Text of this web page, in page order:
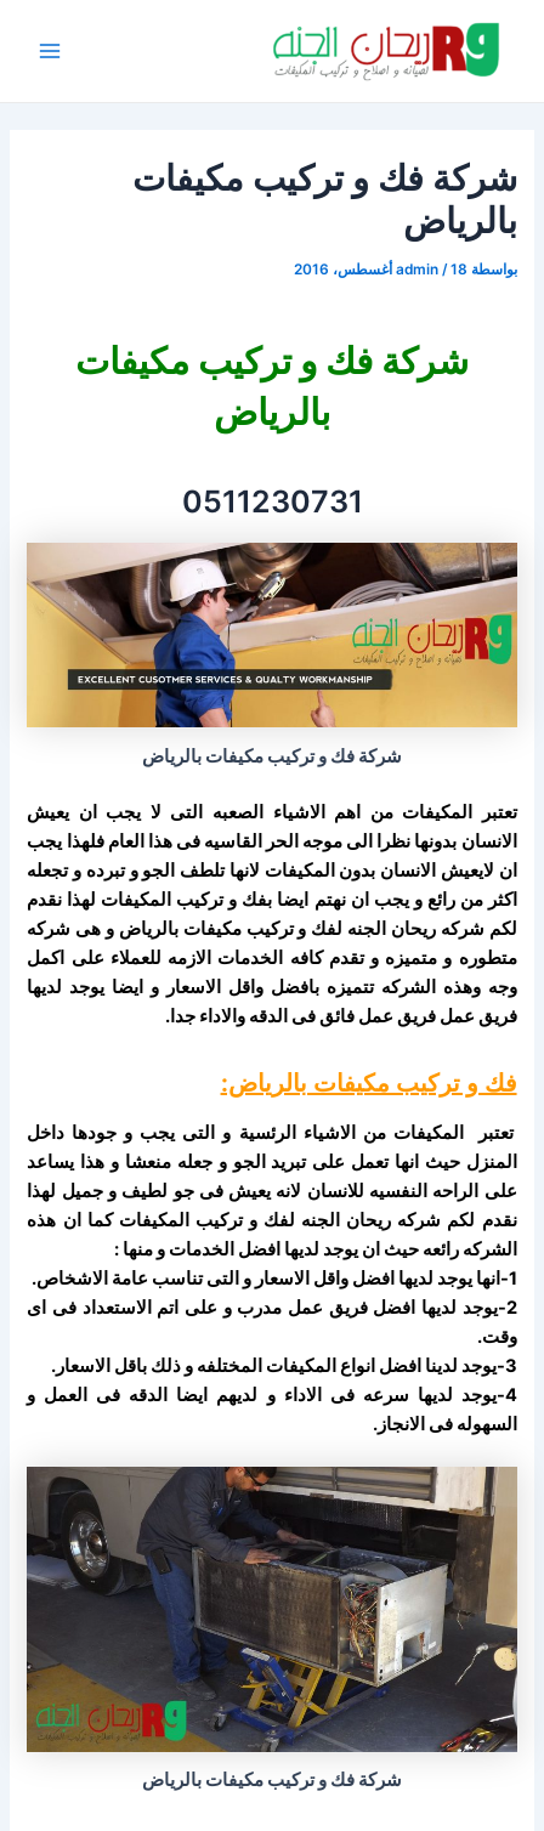
المحتوى
شركة فك و تركيب مكيفات
بالرياض
بواسطة admin /18 أغسطس، 2016
شركة فك و تركيب مكيفات
بالرياض
0511230731
شركة فك و تركيب مكيفات بالرياض
تعتبر المكيفات من اهم الاشياء الصعبه التى لا يجب ان يعيش
الانسان بدونها نظرا الى موجه الحر القاسيه فى هذا العام فلهذا يجب
ان لايعيش الانسان بدون المكيفات لانها تلطف الجو و تبرده و تجعله
اكثر من رائع و يجب ان نهتم ايضا بفك و تركيب المكيفات لهذا نقدم
لكم شركه ريحان الجنه لفك و تركيب مكيفات بالرياض و هى شركه
متطوره و متميزه و تقدم كافه الخدمات الازمه للعملاء على اكمل
وجه وهذه الشركه تتميزه بافضل واقل الاسعار و ايضا يوجد لديها
فريق عمل فريق عمل فائق فى الدقه والاداء جدا.
فك و تركيب مكيفات بالرياض:
تعتبر المكيفات من الاشياء الرئسية و التى يجب و جودها داخل
المنزل حيث انها تعمل على تبريد الجو و جعله منعشا و هذا يساعد
على الراحه النفسيه للانسان لانه يعيش فى جو لطيف و جميل لهذا
نقدم لكم شركه ريحان الجنه لفك و تركيب المكيفات كما ان هذه
الشركه رائعه حيث ان يوجد لديها افضل الخدمات و منها :
1-انها يوجد لديها افضل واقل الاسعار و التى تناسب عامة الاشخاص.
2-يوجد لديها افضل فريق عمل مدرب و على اتم الاستعداد فى اى
وقت.
3-يوجد لدينا افضل انواع المكيفات المختلفه و ذلك باقل الاسعار.
4-يوجد لديها سرعه فى الاداء و لديهم ايضا الدقه فى العمل و
السهوله فى الانجاز.
شركة فك و تركيب مكيفات بالرياض
navigation